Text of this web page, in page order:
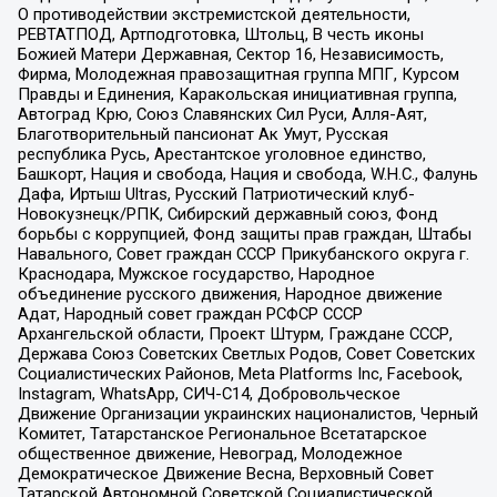
О противодействии экстремистской деятельности,
РЕВТАТПОД, Артподготовка, Штольц, В честь иконы
Божией Матери Державная, Сектор 16, Независимость,
Фирма, Молодежная правозащитная группа МПГ, Курсом
Правды и Единения, Каракольская инициативная группа,
Автоград Крю, Союз Славянских Сил Руси, Алля-Аят,
Благотворительный пансионат Ак Умут, Русская
республика Русь, Арестантское уголовное единство,
Башкорт, Нация и свобода, Нация и свобода, W.H.С., Фалунь
Дафа, Иртыш Ultras, Русский Патриотический клуб-
Новокузнецк/РПК, Сибирский державный союз, Фонд
борьбы с коррупцией, Фонд защиты прав граждан, Штабы
Навального, Совет граждан СССР Прикубанского округа г.
Краснодара, Мужское государство, Народное
объединение русского движения, Народное движение
Адат, Народный совет граждан РСФСР СССР
Архангельской области, Проект Штурм, Граждане СССР,
Держава Союз Советских Светлых Родов, Совет Советских
Социалистических Районов, Meta Platforms Inc, Facebook,
Instagram, WhatsApp, СИЧ-С14, Добровольческое
Движение Организации украинских националистов, Черный
Комитет, Татарстанское Региональное Всетатарское
общественное движение, Невоград, Молодежное
Демократическое Движение Весна, Верховный Совет